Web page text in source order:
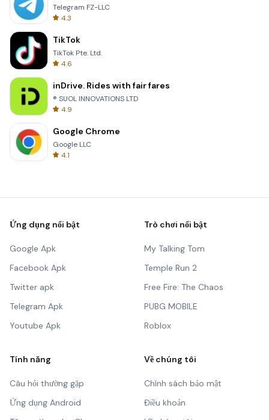
Telegram FZ-LLC
4.3
TikTok
TikTok Pte. Ltd.
4.6
inDrive. Rides with fair fares
® SUOL INNOVATIONS LTD
4.9
Google Chrome
Google LLC
4.1
Ứng dụng nổi bật
Google Apk
Facebook Apk
Twitter apk
Telegram Apk
Youtube Apk
Trò chơi nổi bật
My Talking Tom
Temple Run 2
Free Fire: The Chaos
PUBG MOBILE
Roblox
Tính năng
Câu hỏi thường gặp
Ứng dụng Android
Về chúng tôi
Chính sách bảo mật
Điều khoản